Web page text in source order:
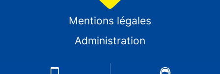
Mentions légales
Administration